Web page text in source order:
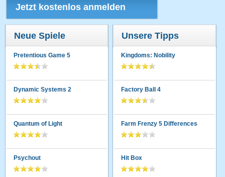
Jetzt kostenlos anmelden
Neue Spiele
Pretentious Game 5
Dynamic Systems 2
Quantum of Light
Psychout
Unsere Tipps
Kingdoms: Nobility
Factory Ball 4
Farm Frenzy 5 Differences
Hit Box